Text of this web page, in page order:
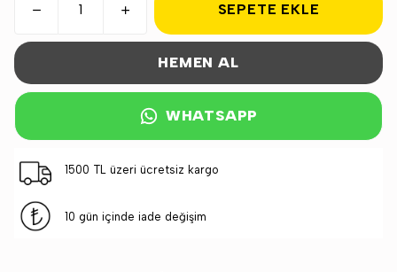
SEPETE EKLE
HEMEN AL
WHATSAPP
1500 TL üzeri ücretsiz kargo
10 gün içinde iade değişim